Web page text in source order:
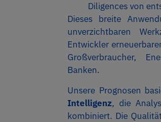
Diligences von
Dieses breite
unverzichtbaren
Entwickler
Großverbraucher,
Banken.
Unsere Prognosen
Intelligenz, die
kombiniert. Die